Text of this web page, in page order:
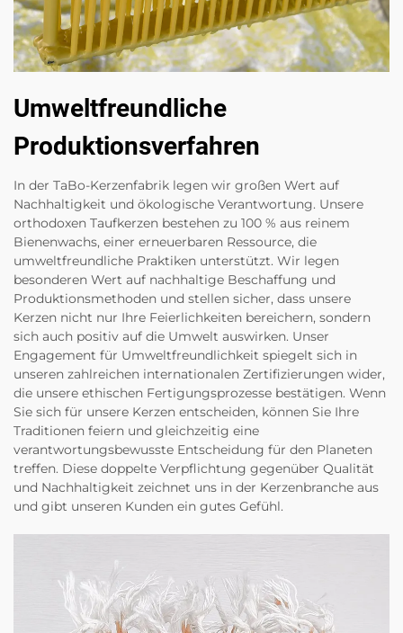
Umweltfreundliche
Produktionsverfahren
In der TaBo-Kerzenfabrik legen wir großen Wert auf
Nachhaltigkeit und ökologische Verantwortung. Unsere
orthodoxen Taufkerzen bestehen zu 100 % aus reinem
Bienenwachs, einer erneuerbaren Ressource, die
umweltfreundliche Praktiken unterstützt. Wir legen
besonderen Wert auf nachhaltige Beschaffung und
Produktionsmethoden und stellen sicher, dass unsere
Kerzen nicht nur Ihre Feierlichkeiten bereichern, sondern
sich auch positiv auf die Umwelt auswirken. Unser
Engagement für Umweltfreundlichkeit spiegelt sich in
unseren zahlreichen internationalen Zertifizierungen wider,
die unsere ethischen Fertigungsprozesse bestätigen. Wenn
Sie sich für unsere Kerzen entscheiden, können Sie Ihre
Traditionen feiern und gleichzeitig eine
verantwortungsbewusste Entscheidung für den Planeten
treffen. Diese doppelte Verpflichtung gegenüber Qualität
und Nachhaltigkeit zeichnet uns in der Kerzenbranche aus
und gibt unseren Kunden ein gutes Gefühl.